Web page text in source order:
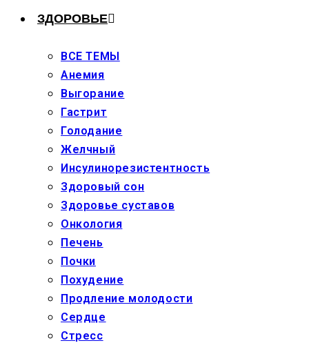
ЗДОРОВЬЕ
ВСЕ ТЕМЫ
Анемия
Выгорание
Гастрит
Голодание
Желчный
Инсулинорезистентность
Здоровый сон
Здоровье суставов
Онкология
Печень
Почки
Похудение
Продление молодости
Сердце
Стресс